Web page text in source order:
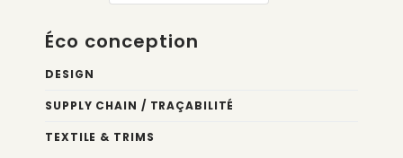
Éco conception
DESIGN
SUPPLY CHAIN / TRAÇABILITÉ
TEXTILE & TRIMS